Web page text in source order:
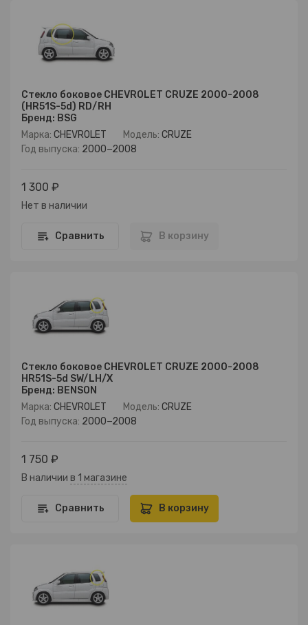
Стекло боковое CHEVROLET CRUZE 2000-2008
(HR51S-5d) RD/RH
Бренд: BSG
Марка: CHEVROLET Модель: CRUZE
Год выпуска: 2000−2008
1 300 ₽
Нет в наличии
Сравнить В корзину
Стекло боковое CHEVROLET CRUZE 2000-2008
HR51S-5d SW/LH/X
Бренд: BENSON
Марка: CHEVROLET Модель: CRUZE
Год выпуска: 2000−2008
1 750 ₽
В наличии в 1 магазине
Сравнить В корзину